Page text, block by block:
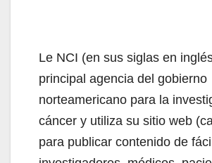
Le NCI (en sus siglas en
principal agencia del gobierno
norteamericano para la
cáncer y utiliza su sitio web
para publicar contenido de